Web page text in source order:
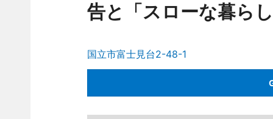
告と「スローな暮ら
国立市富士見台2-48-1